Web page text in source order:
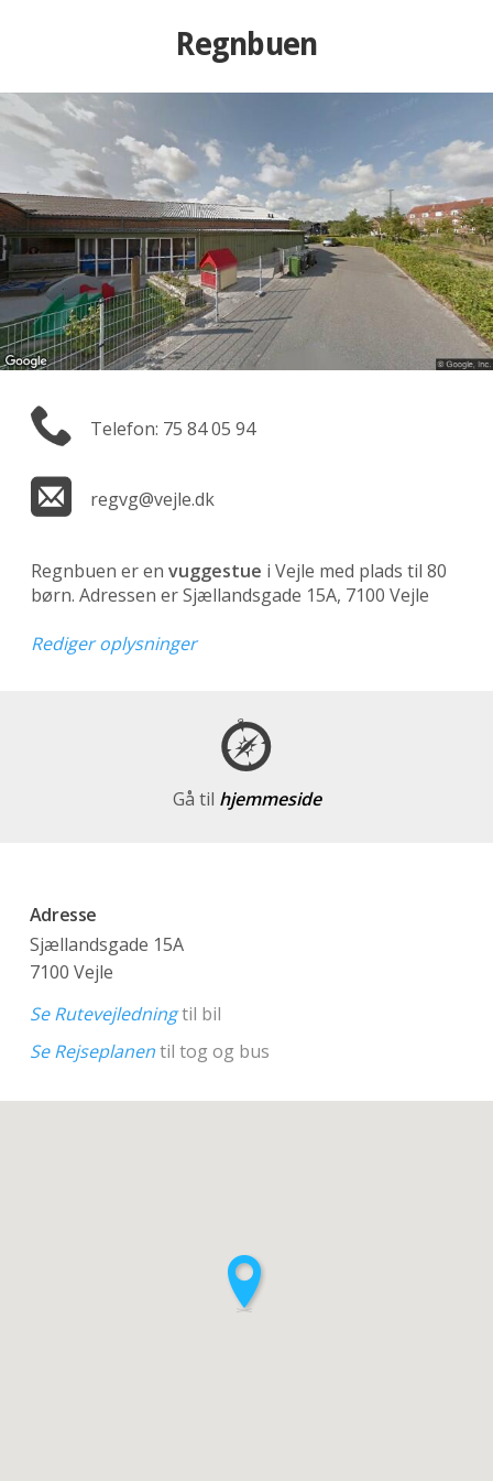
Regnbuen
Telefon: 75 84 05 94
regvg@vejle.dk
Regnbuen er en vuggestue i Vejle med plads til 80
børn. Adressen er Sjællandsgade 15A, 7100 Vejle
Rediger oplysninger
Gå til hjemmeside
Adresse
Sjællandsgade 15A
7100 Vejle
Se Rutevejledningtil bil
Se Rejseplanentil tog og bus